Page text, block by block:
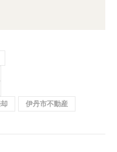
伊丹市不動産